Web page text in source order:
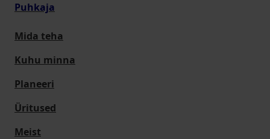
Puhkaja
Mida teha
Kuhu minna
Planeeri
Üritused
Meist